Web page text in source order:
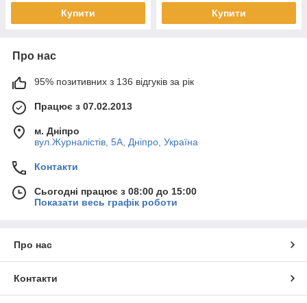
Купити Купити
Про нас
95% позитивних з 136 відгуків за рік
Працює з 07.02.2013
м. Дніпро
вул.Журналістів, 5А, Дніпро, Україна
Контакти
Сьогодні працює з 08:00 до 15:00
Показати весь графік роботи
Про нас
Контакти